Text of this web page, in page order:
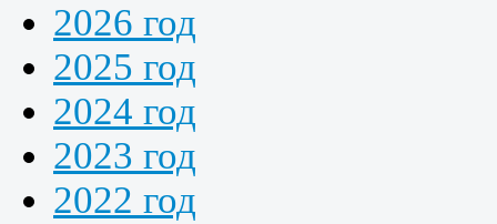
2026 год
2025 год
2024 год
2023 год
2022 год